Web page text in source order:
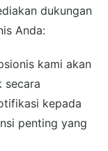
dukungan
Anda:
kami akan
secara
kepada
penting yang